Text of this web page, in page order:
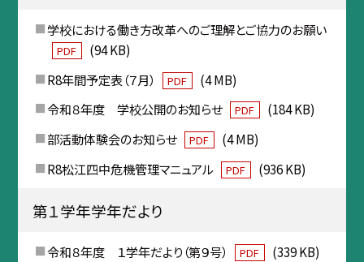
学校における働き方改革へのご理解とご協力のお願い
PDF
(94 KB)
R8年間予定表（７月）
PDF
(4 MB)
令和８年度 学校公開のお知らせ
PDF
(184 KB)
部活動体験会のお知らせ
PDF
(4 MB)
R8松江四中危機管理マニュアル
PDF (936 KB)
第１学年学年だより
令和８年度 １学年だより（第９号） PDF
(339 KB)